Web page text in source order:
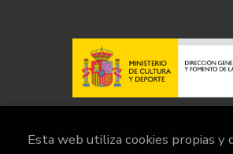
de Cultura y Deporte
Esta web utiliza cookies propias y